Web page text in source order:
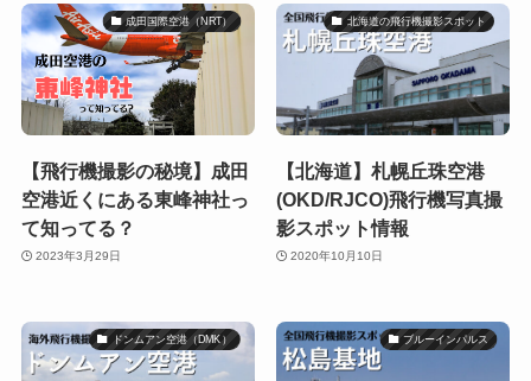
成田国際空港（NRT）
【飛行機撮影の秘境】成田
空港近くにある東峰神社っ
て知ってる？
2023年3月29日
北海道の飛行機撮影スポット
【北海道】札幌丘珠空港
(OKD/RJCO)飛行機写真撮
影スポット情報
2020年10月10日
ドンムアン空港（DMK） ブルーインパルス